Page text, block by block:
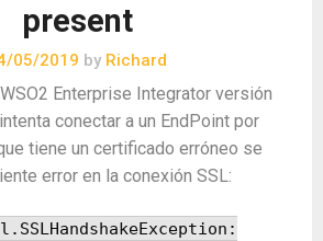
present
05/2019 by Richard
Enterprise Integrator versión
conectar a un EndPoint por
tiene un certificado erróneo se
error en la conexión SSL: